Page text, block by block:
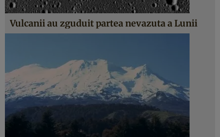
Vulcanii au zguduit partea nevazuta a Lunii